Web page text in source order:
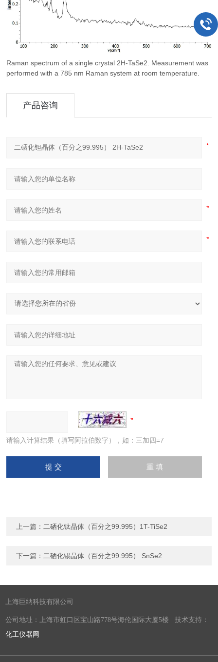
Raman spectrum of a single crystal 2H-TaSe2. Measurement was
performed with a 785 nm Raman system at room temperature.
产品咨询
请输入计算结果（填写阿拉伯数字），如：三加四=7
上一篇： 二硒化钛晶体（百分之99.995）1T-TiSe2
下一篇： 二硒化锡晶体（百分之99.995） SnSe2
上海巨纳科技有限公司
公司地址：上海市虹口区宝山路778号海伦国际大厦5楼 技术支持：
化工仪器网